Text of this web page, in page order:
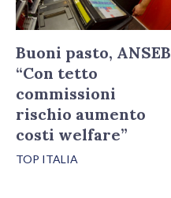
Buoni pasto, ANSEB
“Con tetto
commissioni
rischio aumento
costi welfare”
TOP ITALIA